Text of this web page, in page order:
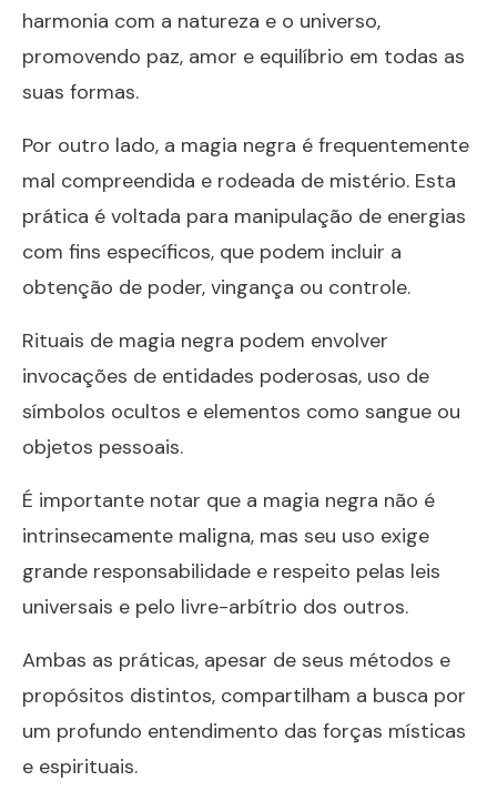
harmonia com a natureza e o universo,
promovendo paz, amor e equilíbrio em todas as
suas formas.
Por outro lado, a magia negra é frequentemente
mal compreendida e rodeada de mistério. Esta
prática é voltada para manipulação de energias
com fins específicos, que podem incluir a
obtenção de poder, vingança ou controle.
Rituais de magia negra podem envolver
invocações de entidades poderosas, uso de
símbolos ocultos e elementos como sangue ou
objetos pessoais.
É importante notar que a magia negra não é
intrinsecamente maligna, mas seu uso exige
grande responsabilidade e respeito pelas leis
universais e pelo livre-arbítrio dos outros.
Ambas as práticas, apesar de seus métodos e
propósitos distintos, compartilham a busca por
um profundo entendimento das forças místicas
e espirituais.